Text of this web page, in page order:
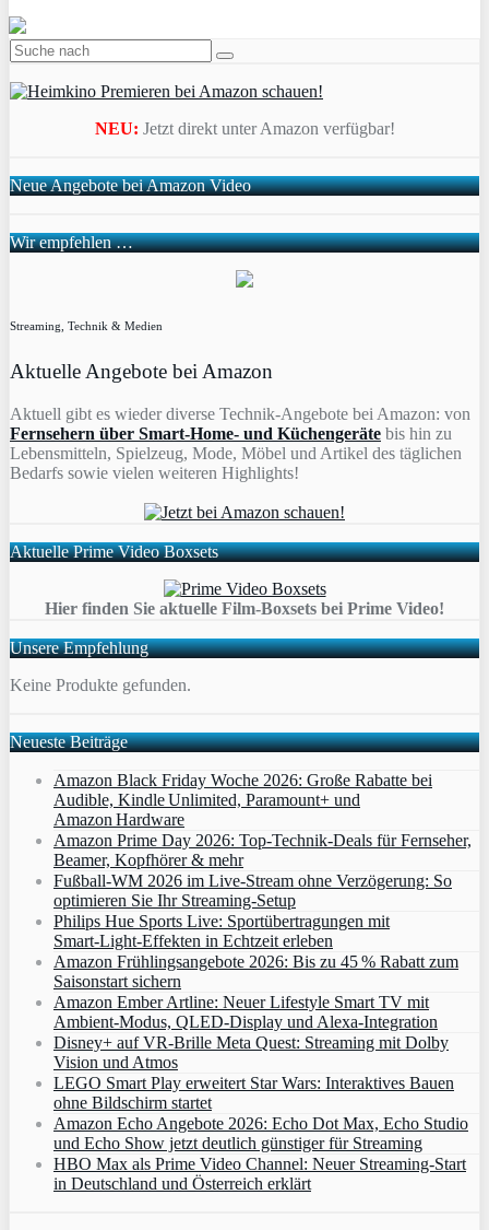
NEU: Jetzt direkt unter Amazon verfügbar!
Neue Angebote bei Amazon Video
Wir empfehlen …
Streaming, Technik & Medien
Aktuelle Angebote bei Amazon
Aktuell gibt es wieder diverse Technik-Angebote bei Amazon: von
Fernsehern über Smart-Home- und Küchengeräte bis hin zu
Lebensmitteln, Spielzeug, Mode, Möbel und Artikel des täglichen
Bedarfs sowie vielen weiteren Highlights!
Aktuelle Prime Video Boxsets
Hier finden Sie aktuelle Film-Boxsets bei Prime Video!
Unsere Empfehlung
Keine Produkte gefunden.
Neueste Beiträge
Amazon Black Friday Woche 2026: Große Rabatte bei
Audible, Kindle Unlimited, Paramount+ und
Amazon Hardware
Amazon Prime Day 2026: Top-Technik-Deals für Fernseher,
Beamer, Kopfhörer & mehr
Fußball-WM 2026 im Live-Stream ohne Verzögerung: So
optimieren Sie Ihr Streaming-Setup
Philips Hue Sports Live: Sportübertragungen mit
Smart‑Light‑Effekten in Echtzeit erleben
Amazon Frühlingsangebote 2026: Bis zu 45 % Rabatt zum
Saisonstart sichern
Amazon Ember Artline: Neuer Lifestyle Smart TV mit
Ambient‑Modus, QLED‑Display und Alexa‑Integration
Disney+ auf VR-Brille Meta Quest: Streaming mit Dolby
Vision und Atmos
LEGO Smart Play erweitert Star Wars: Interaktives Bauen
ohne Bildschirm startet
Amazon Echo Angebote 2026: Echo Dot Max, Echo Studio
und Echo Show jetzt deutlich günstiger für Streaming
HBO Max als Prime Video Channel: Neuer Streaming‑Start
in Deutschland und Österreich erklärt